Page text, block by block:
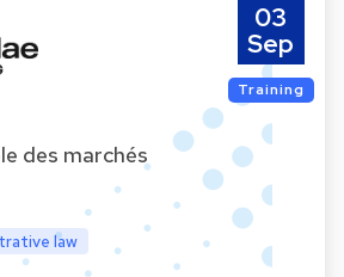
des marchés
law
03
Sep
Training